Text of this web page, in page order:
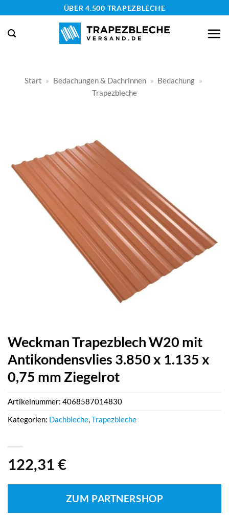
springen
ÜBER 4.500 TRAPEZBLECHE
Start » Bedachungen & Dachrinnen » Bedachung »
Trapezbleche
Weckman Trapezblech W20 mit
Antikondensvlies 3.850 x 1.135 x
0,75 mm Ziegelrot
122,31 €
ZUM PARTNERSHOP
Artikelnummer: 4068587014830
Kategorien: Dachbleche,Trapezbleche